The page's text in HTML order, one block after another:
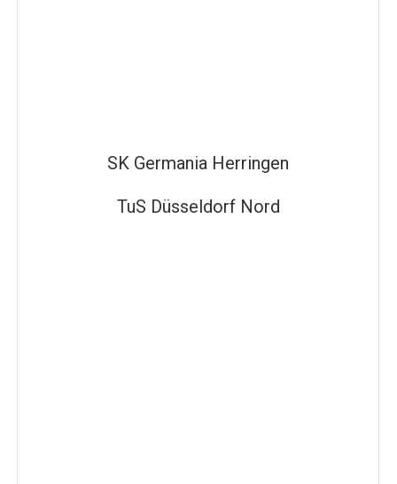
SK Germania Herringen
TuS Düsseldorf Nord